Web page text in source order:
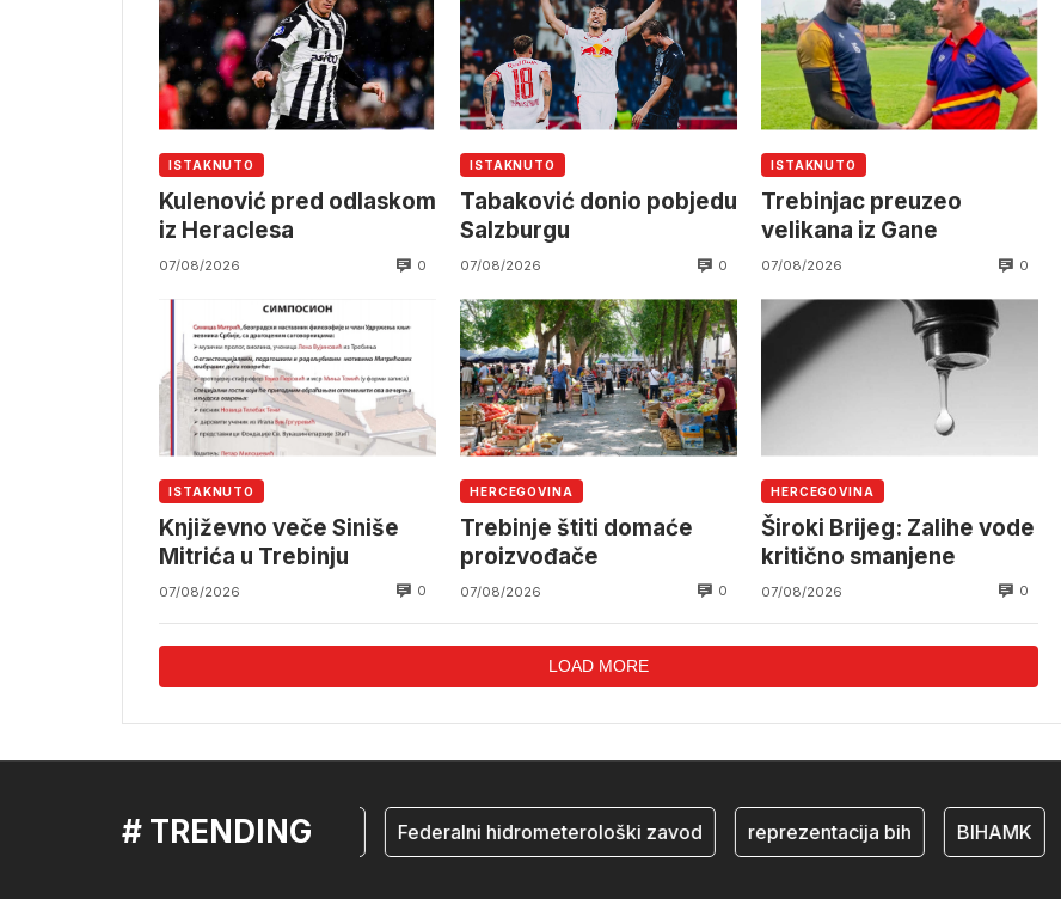
ISTAKNUTO
Kulenović pred odlaskom
iz Heraclesa
07/08/2026 0
ISTAKNUTO
Tabaković donio pobjedu
Salzburgu
07/08/2026 0
ISTAKNUTO
Trebinjac preuzeo
velikana iz Gane
07/08/2026 0
ISTAKNUTO
Književno veče Siniše
Mitrića u Trebinju
07/08/2026 0
HERCEGOVINA
Trebinje štiti domaće
proizvođače
07/08/2026 0
HERCEGOVINA
Široki Brijeg: Zalihe vode
kritično smanjene
07/08/2026 0
LOAD MORE
# TRENDING
mostar Federalni hidrometerološki zavod reprezentacija bih BIHAMK